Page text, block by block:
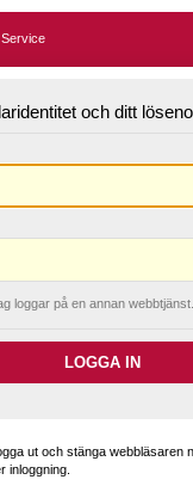
och ditt
loggar på en annan webbtjänst.
ut och stänga webbläsaren
inloggning.